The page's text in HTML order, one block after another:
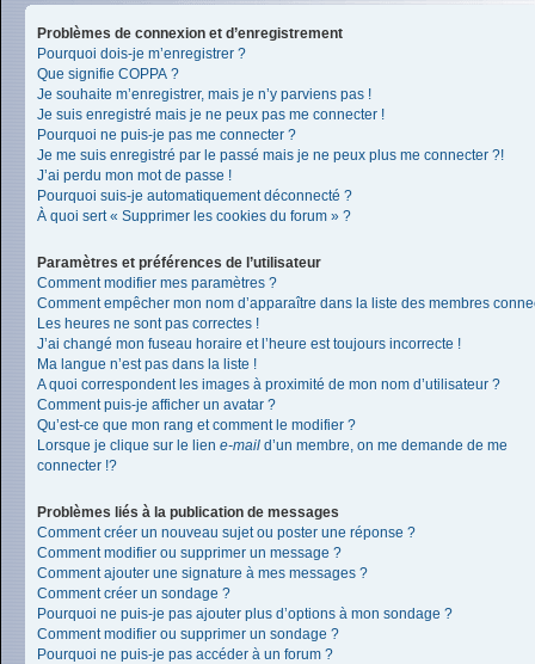
Problèmes de connexion et d’enregistrement
Pourquoi dois-je m’enregistrer ?
Que signifie COPPA ?
Je souhaite m’enregistrer, mais je n’y parviens pas !
Je suis enregistré mais je ne peux pas me connecter !
Pourquoi ne puis-je pas me connecter ?
Je me suis enregistré par le passé mais je ne peux plus me connecter ?!
J’ai perdu mon mot de passe !
Pourquoi suis-je automatiquement déconnecté ?
À quoi sert « Supprimer les cookies du forum » ?
Paramètres et préférences de l’utilisateur
Comment modifier mes paramètres ?
Comment empêcher mon nom d’apparaître dans la liste des membres
Les heures ne sont pas correctes !
J’ai changé mon fuseau horaire et l’heure est toujours incorrecte !
Ma langue n’est pas dans la liste !
A quoi correspondent les images à proximité de mon nom d’utilisateur ?
Comment puis-je afficher un avatar ?
Qu’est-ce que mon rang et comment le modifier ?
Lorsque je clique sur le lien e-mail d’un membre, on me demande de me
connecter !?
Problèmes liés à la publication de messages
Comment créer un nouveau sujet ou poster une réponse ?
Comment modifier ou supprimer un message ?
Comment ajouter une signature à mes messages ?
Comment créer un sondage ?
Pourquoi ne puis-je pas ajouter plus d’options à mon sondage ?
Comment modifier ou supprimer un sondage ?
Pourquoi ne puis-je pas accéder à un forum ?